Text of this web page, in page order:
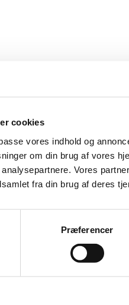
cookies
vores indhold og
om din brug af vores
Vores
fra din brug af deres
Præferencer